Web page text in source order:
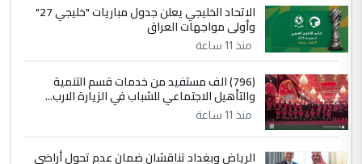
الاتحاد الخليجي يعلن جدول مباريات "خليجي 27"
وأولى مواجهات العراق
منذ 11 ساعة
(796) الف مستفيد من خدمات قسم التنمية
والتأهيل الاجتماعي للشباب في الزيارة الارب...
منذ 11 ساعة
الرياض وبغداد تناقشان ضمان عدم تحول أراضي